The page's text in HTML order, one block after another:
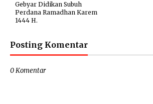
Gebyar Didikan Subuh
Perdana Ramadhan Karem
1444 H.
Posting Komentar
0 Komentar